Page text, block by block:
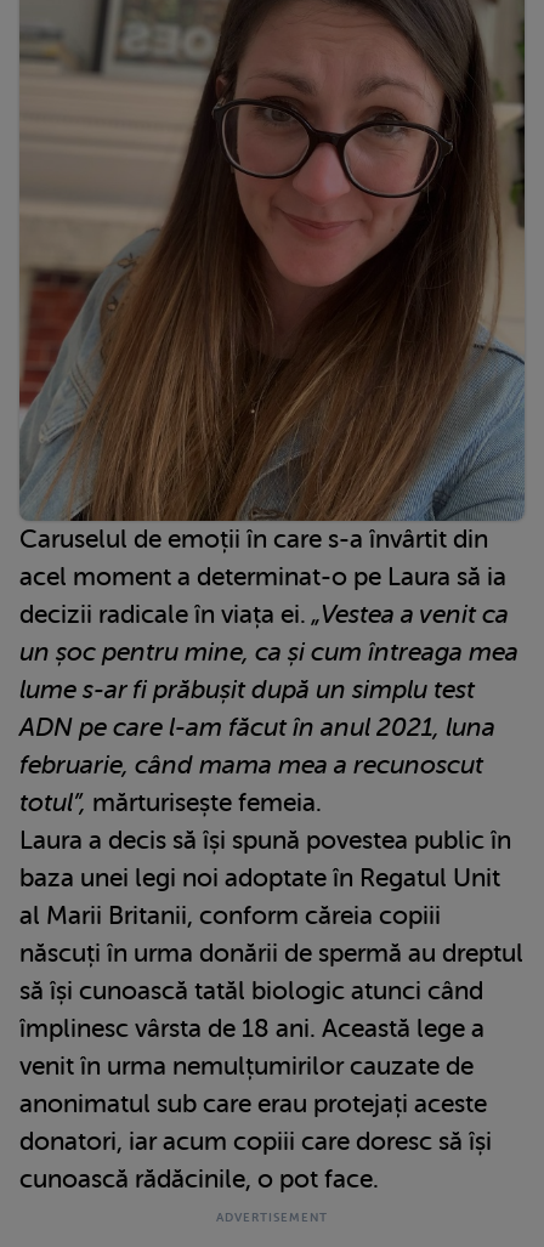
Caruselul de emoții în care s-a învârtit din
acel moment a determinat-o pe Laura să ia
decizii radicale în viața ei. „Vestea a venit ca
un șoc pentru mine, ca și cum întreaga mea
lume s-ar fi prăbușit după un simplu test
ADN pe care l-am făcut în anul 2021, luna
februarie, când mama mea a recunoscut
totul”, mărturisește femeia.
Laura a decis să își spună povestea public în
baza unei legi noi adoptate în Regatul Unit
al Marii Britanii, conform căreia copiii
născuți în urma donării de spermă au dreptul
să își cunoască tatăl biologic atunci când
împlinesc vârsta de 18 ani. Această lege a
venit în urma nemulțumirilor cauzate de
anonimatul sub care erau protejați aceste
donatori, iar acum copiii care doresc să își
cunoască rădăcinile, o pot face.